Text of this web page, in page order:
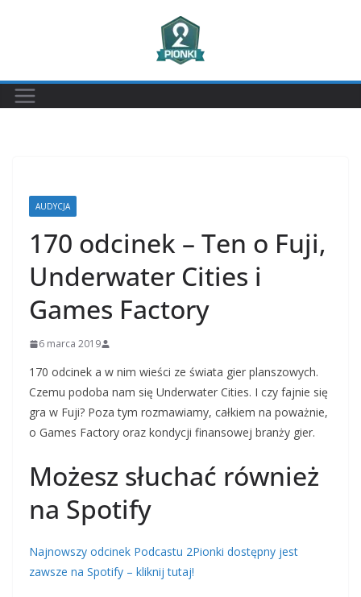
AUDYCJA
170 odcinek – Ten o Fuji,
Underwater Cities i
Games Factory
6 marca 2019
170 odcinek a w nim wieści ze świata gier planszowych.
Czemu podoba nam się Underwater Cities. I czy fajnie się
gra w Fuji? Poza tym rozmawiamy, całkiem na poważnie,
o Games Factory oraz kondycji finansowej branży gier.
Możesz słuchać również
na Spotify
Najnowszy odcinek Podcastu 2Pionki dostępny jest
zawsze na Spotify – kliknij tutaj!